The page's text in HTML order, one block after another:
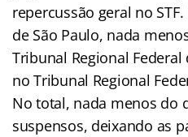
repercussão geral no
de São Paulo, nada
Tribunal Regional Federal
no Tribunal Regional
No total, nada menos do
suspensos, deixando as